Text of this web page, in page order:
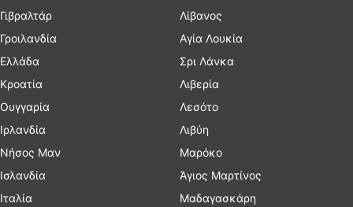
Γιβραλτάρ
Γροιλανδία
Ελλάδα
Κροατία
Ουγγαρία
Ιρλανδία
Νήσος Μαν
Ισλανδία
Ιταλία
Λίβανος
Αγία Λουκία
Σρι Λάνκα
Λιβερία
Λεσότο
Λιβύη
Μαρόκο
Άγιος Μαρτίνος
Μαδαγασκάρη